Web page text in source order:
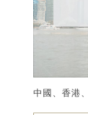
中國、香港